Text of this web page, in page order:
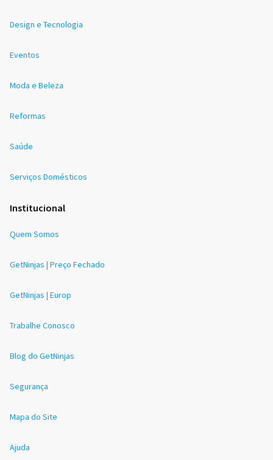
Design e Tecnologia
Eventos
Moda e Beleza
Reformas
Saúde
Serviços Domésticos
Institucional
Quem Somos
GetNinjas | Preço Fechado
GetNinjas | Europ
Trabalhe Conosco
Blog do GetNinjas
Segurança
Mapa do Site
Ajuda